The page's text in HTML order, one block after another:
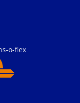
o-flex